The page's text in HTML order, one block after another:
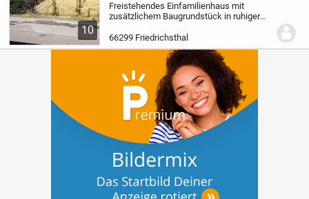
10
Freistehendes Einfamilienhaus mit
zusätzlichem Baugrundstück in ruhiger
BildstockZum Verkauf steht ein
freistehendes Einfamilienhaus in einer
ruhigen Seitenstraße von...
66299 Friedrichsthal